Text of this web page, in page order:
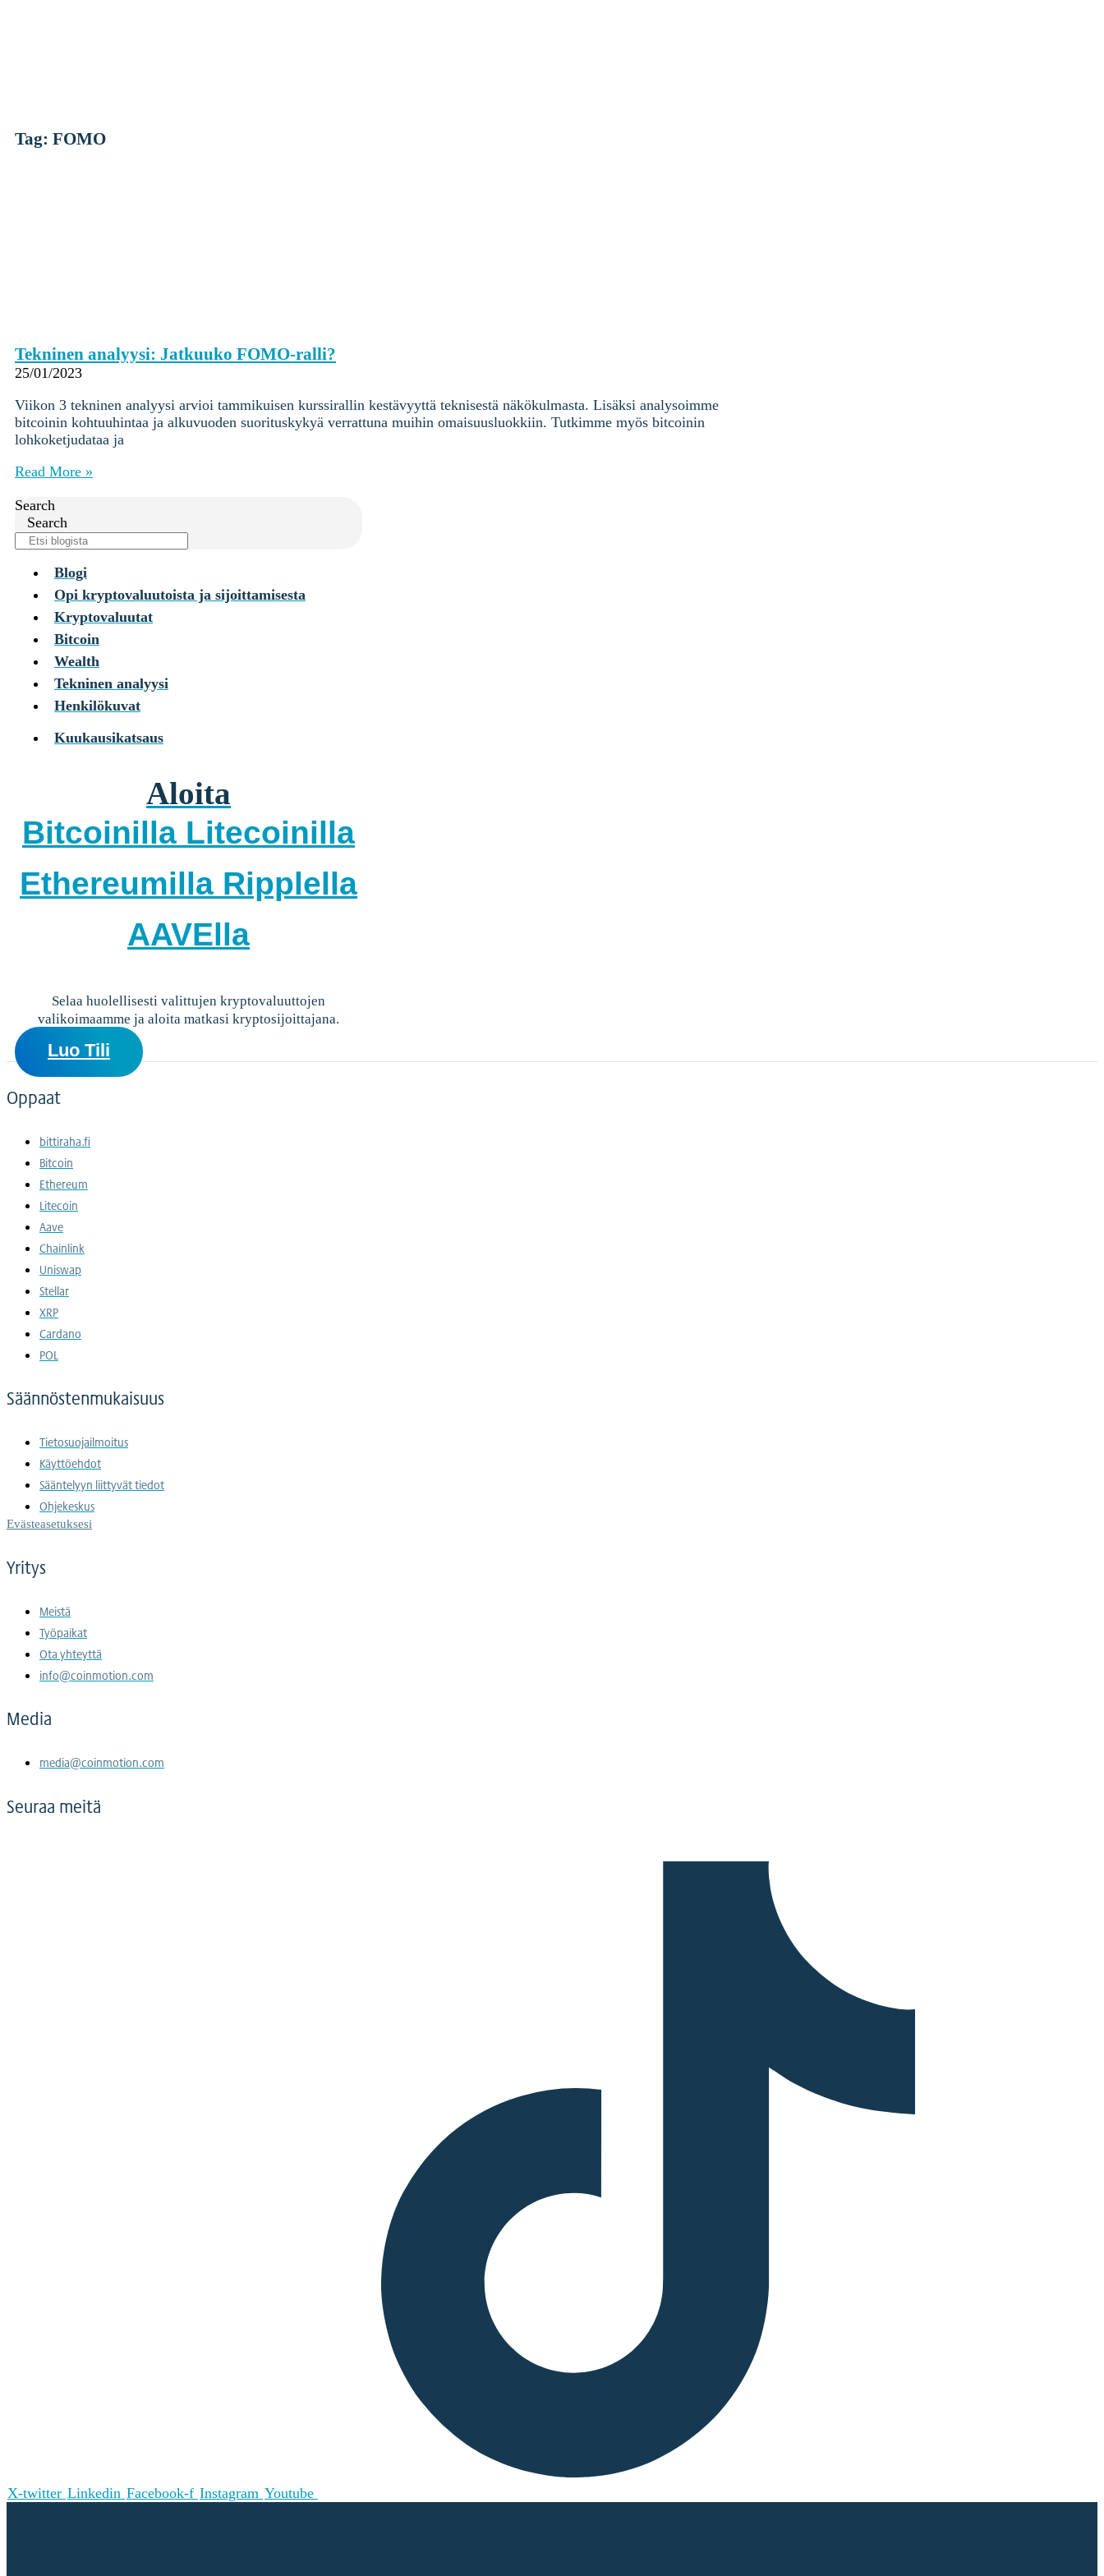
Kryptouutiset
Ohjekeskus
Kryptot
Palvelut
Yksityishenkilöille
Yritykselle
Kryptouutiset
Ohjekeskus
Kirjaudu
Rekisteröidy
Choose
languageKirjaudu sisään tilillesi
Kryptot
Yksityisille
Kryptouutiset
Suomi (FI)
Suomi (FI)
Kirjaudu sisään tilillesi
Yksityisille
Kryptouutiset
Ohjekeskus
Suomi (FI)
Suomi (FI)
Tag: FOMO
Tekninen analyysi: Jatkuuko FOMO-ralli?
25/01/2023
Viikon 3 tekninen analyysi arvioi tammikuisen kurssirallin kestävyyttä teknisestä näkökulmasta. Lisäksi analysoimme
bitcoinin kohtuuhintaa ja alkuvuoden suorituskykyä verrattuna muihin omaisuusluokkiin. Tutkimme myös bitcoinin
lohkoketjudataa ja
Read More »
Search
Search
Blogi
Opi kryptovaluutoista ja sijoittamisesta
Kryptovaluutat
Bitcoin
Wealth
Tekninen analyysi
Henkilökuvat
Kuukausikatsaus
Aloita
Bitcoinilla Litecoinilla
Ethereumilla Ripplella
AAVElla
Selaa huolellisesti valittujen kryptovaluuttojen
valikoimaamme ja aloita matkasi kryptosijoittajana.
Luo Tili
Oppaat
bittiraha.fi
Bitcoin
Ethereum
Litecoin
Aave
Chainlink
Uniswap
Stellar
XRP
Cardano
POL
Säännöstenmukaisuus
Tietosuojailmoitus
Käyttöehdot
Sääntelyyn liittyvät tiedot
Ohjekeskus
Evästeasetuksesi
Yritys
Meistä
Työpaikat
Ota yhteyttä
info@coinmotion.com
Media
media@coinmotion.com
Seuraa meitä
X-twitter Linkedin Facebook-f Instagram Youtube